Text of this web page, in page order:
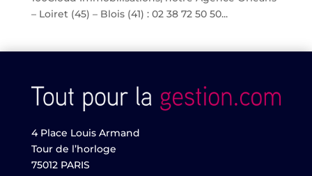
– Loiret (45) – Blois (41) : 02 38 72 50 50...
4 Place Louis Armand
Tour de l’horloge
75012 PARIS